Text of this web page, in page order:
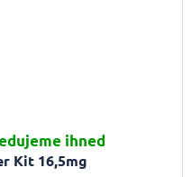
Kit 16,5mg
z 5 hvězdiček.
ihned